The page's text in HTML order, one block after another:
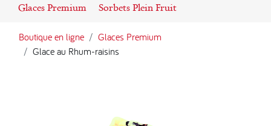
Glaces Premium Sorbets Plein Fruit
Boutique en ligne
Glaces Premium
Glace au Rhum-raisins